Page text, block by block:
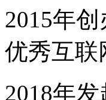
2015年
优秀互联
2018年发